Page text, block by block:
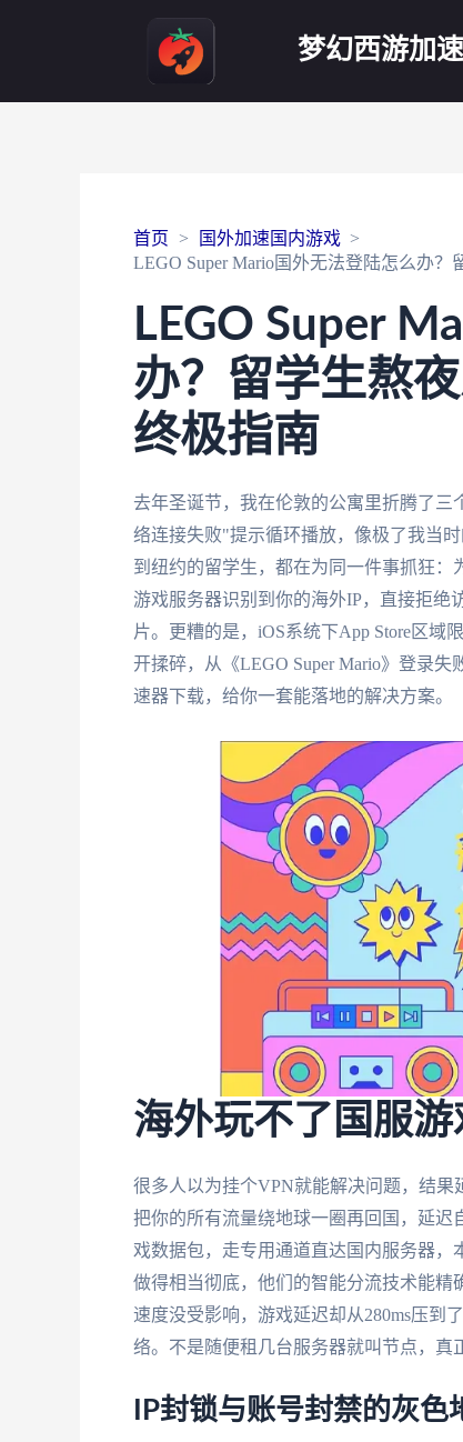
梦幻西游加
首页
国外加速国内游戏
LEGO Super Mario国外无法登陆怎么办
LEGO Super
办？留学生熬
终极指南
去年圣诞节，我在伦敦的公寓里折腾了三
络连接失败"提示循环播放，像极了我当
到纽约的留学生，都在为同一件事抓狂
游戏服务器识别到你的海外IP，直接拒绝
片。更糟的是，iOS系统下App Store区
开揉碎，从《LEGO Super Mario》登录
速器下载，给你一套能落地的解决方案。
海外玩不了国服
很多人以为挂个VPN就能解决问题，结果
把你的所有流量绕地球一圈再回国，延
戏数据包，走专用通道直达国内服务器，
做得相当彻底，他们的智能分流技术能
速度没受影响，游戏延迟却从280ms压到
络。不是随便租几台服务器就叫节点，真
IP封锁与账号封禁的灰色